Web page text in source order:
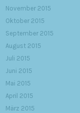
November 2015
Oktober 2015
September 2015
August 2015
Juli 2015
Juni 2015
Mai 2015
April 2015
März 2015